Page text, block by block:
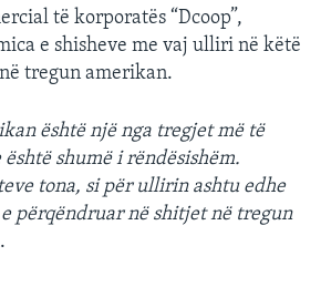
të korporatës “Dcoop”,
e shisheve me vaj ulliri në këtë
tregun amerikan.
është një nga tregjet më të
shumë i rëndësishëm.
tona, si për ullirin ashtu edhe
përqëndruar në shitjet në tregun